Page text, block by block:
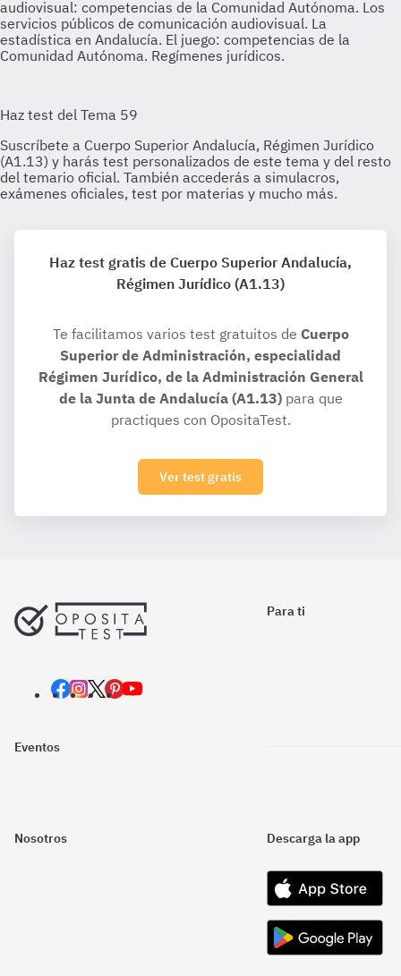
Haz test gratis de Cuerpo Superior Andalucía,
Régimen Jurídico (A1.13)
Te facilitamos varios test gratuitos de Cuerpo
Superior de Administración, especialidad
Régimen Jurídico, de la Administración General
de la Junta de Andalucía (A1.13)para que
practiques con OpositaTest.
Ver test gratis
Para ti
Eventos
Nosotros Descarga la app